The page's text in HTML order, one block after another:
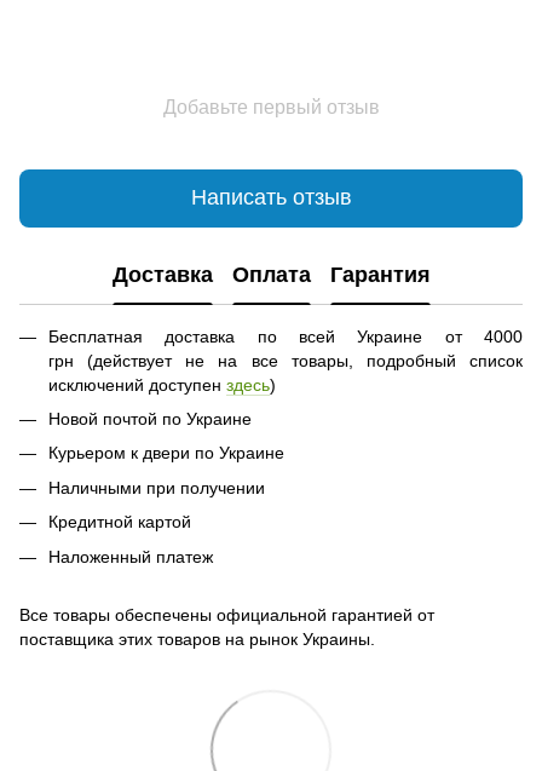
Добавьте первый отзыв
Написать отзыв
Доставка Оплата Гарантия
Бесплатная доставка по всей Украине от 4000
грн (действует не на все товары, подробный список
исключений доступен здесь)
Новой почтой по Украине
Курьером к двери по Украине
Наличными при получении
Кредитной картой
Наложенный платеж
Все товары обеспечены официальной гарантией от
поставщика этих товаров на рынок Украины.